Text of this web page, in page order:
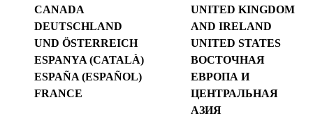
CANADA
DEUTSCHLAND
UND ÖSTERREICH
ESPANYA (CATALÀ)
ESPAÑA (ESPAÑOL)
FRANCE
UNITED KINGDOM
AND IRELAND
UNITED STATES
ВОСТОЧНАЯ
ЕВРОПА И
ЦЕНТРАЛЬНАЯ
АЗИЯ